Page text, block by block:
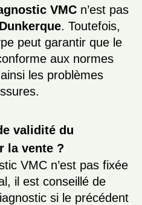
VMC n’est pas
Dunkerque. Toutefois,
peut garantir que le
aux normes
les problèmes
validité du
la vente ?
VMC n’est pas fixée
il est conseillé de
si le précédent